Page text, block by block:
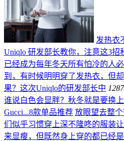
发热衣
Uniqlo 研发部长教你，注意这3招
已经成为每年冬天所有怕冷的人
到，有时候明明穿了发热衣，但
果？这次Uniqlo的研发部长中 128
谁说白色会显胖？秋冬就是要换上
Gucci...8款单品推荐 放眼望去整
们似乎习惯穿上深不隆咚的服装
来显瘦，但既然身上穿的都已经